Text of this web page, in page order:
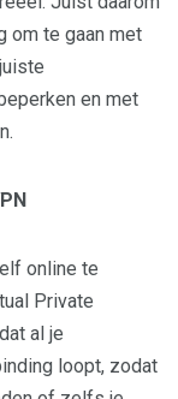
om te gaan met
en met
online te
Private
al je
loopt, zodat